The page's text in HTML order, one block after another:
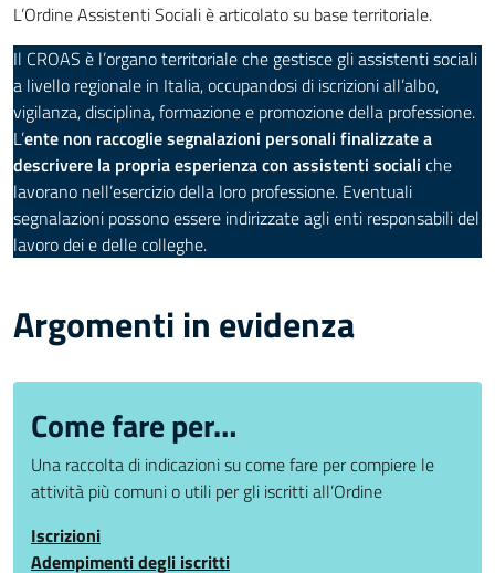
L’Ordine Assistenti Sociali è articolato su base territoriale.
Il CROAS è l’organo territoriale che gestisce gli assistenti sociali
a livello regionale in Italia, occupandosi di iscrizioni all’albo,
vigilanza, disciplina, formazione e promozione della professione.
L’ente non raccoglie segnalazioni personali finalizzate a
descrivere la propria esperienza con assistenti sociali che
lavorano nell’esercizio della loro professione. Eventuali
segnalazioni possono essere indirizzate agli enti responsabili del
lavoro dei e delle colleghe.
Argomenti in evidenza
Come fare per…
Una raccolta di indicazioni su come fare per compiere le
attività più comuni o utili per gli iscritti all’Ordine
Iscrizioni
Adempimenti degli iscritti